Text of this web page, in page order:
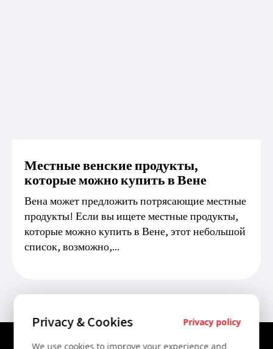
Местные венские продукты,
которые можно купить в Вене
Вена может предложить потрясающие местные
продукты! Если вы ищете местные продукты,
которые можно купить в Вене, этот небольшой
список, возможно,...
Privacy & Cookies Privacy policy
We use cookies to improve your experience and